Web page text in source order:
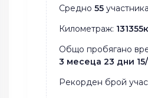
Средно 55
Километраж:
Общо пробягано
3 месеца 23 дни
Рекорден брой